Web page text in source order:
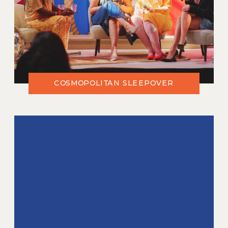
COSMOPOLITAN SLEEPOVER